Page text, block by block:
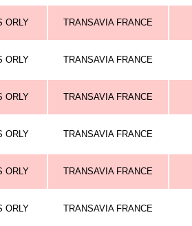
ORLY TRANSAVIA FRANCE
ORLY TRANSAVIA FRANCE
ORLY TRANSAVIA FRANCE
ORLY TRANSAVIA FRANCE
ORLY TRANSAVIA FRANCE
ORLY TRANSAVIA FRANCE